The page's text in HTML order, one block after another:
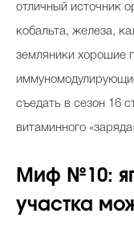
отличный источник
кобальта, железа,
земляники хорошие
съедать в сезон 16
витаминного
Миф №10:
участка